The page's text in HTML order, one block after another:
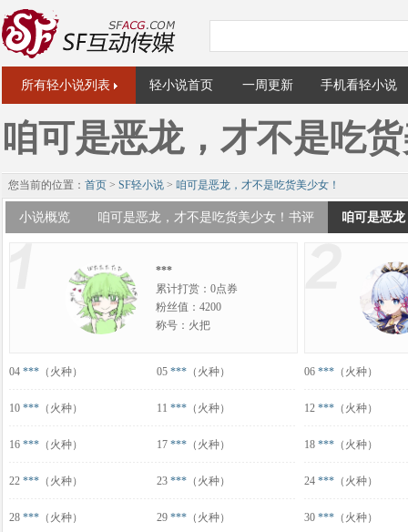
所有轻小说列表 轻小说首页 一周更新 手机看轻小说
咱可是恶龙，才不是吃
您当前的位置： 首页 > SF轻小说 > 咱可是恶龙，才不是吃货美少女！
小说概览 咱可是恶龙，才不是吃货美少女！书评 咱可是恶
***
累计打赏：0点券
粉丝值：4200
称号：火把
04 *** （火种） 05 *** （火种） 06 *** （火种）
10 *** （火种） 11 *** （火种） 12 *** （火种）
16 *** （火种） 17 *** （火种） 18 *** （火种）
22 *** （火种） 23 *** （火种） 24 *** （火种）
28 *** （火种） 29 *** （火种） 30 *** （火种）